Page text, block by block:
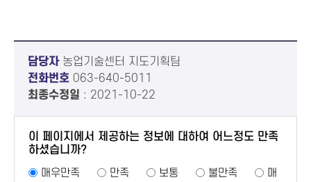
담당자농업기술센터 지도기획팀
전화번호 063-640-5011
최종수정일 : 2021-10-22
이 페이지에서 제공하는 정보에 대하여 어느정도 만족
하셨습니까?
매우만족
만족 보통 불만족
매